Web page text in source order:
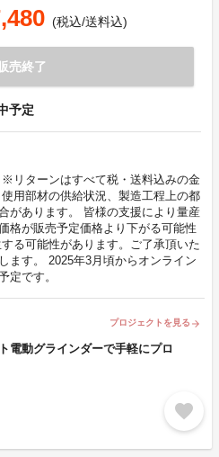
(税込/送料込)
売終了
予定
※リターンはすべて税・送料込みの金
用部材の供給状況、製造工程上の都
があります。 皆様の支援により量産
格が販売予定価格より下がる可能性
る可能性があります。ご了承頂いた
ます。 2025年3月頃からオンライン
定です。
プロジェクトを見る arrow_forward
電動グラインダーで手軽にプロ
favorite